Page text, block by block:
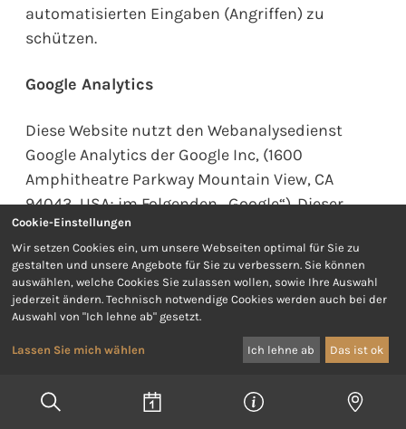
automatisierten Eingaben (Angriffen) zu
schützen.
Google Analytics
Diese Website nutzt den Webanalysedienst
Google Analytics der Google Inc, (1600
Amphitheatre Parkway Mountain View, CA
94043, USA; im Folgenden „Google“). Dieser
Einsatz umfasst den Dienst „Universal
Analytics“. Dieser ermöglicht es, Daten,
Interaktionen, sowie Sitzungen über mehrere
unterschiedliche Endgeräte hinweg einer
pseudonymen Benutzer-ID zuzuordnen und
damit die Aktivität eines Nutzers
Dabei werden „Cookies“ (Dateien, die auf Ihrem
Cookie-Einstellungen
Wir setzen Cookies ein, um unsere Webseiten optimal für Sie zu
gestalten und unsere Angebote für Sie zu verbessern. Sie können
auswählen, welche Cookies Sie zulassen wollen, sowie Ihre Auswahl
jederzeit ändern. Technisch notwendige Cookies werden auch bei der
Auswahl von "Ich lehne ab" gesetzt.
Lassen Sie mich wählen Ich lehne ab Das ist ok